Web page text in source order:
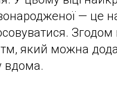
— це
який можна
вдома.